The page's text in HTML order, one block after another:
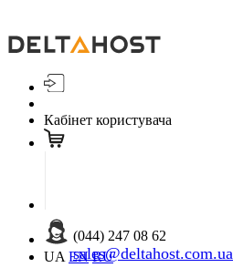
Кабінет користувача
(044) 247 08 62
sales@deltahost.com.ua
UA EN RU